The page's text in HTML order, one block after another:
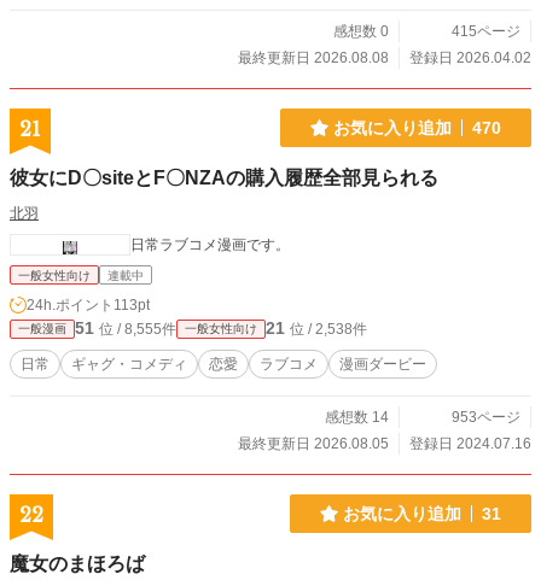
感想数 0
415ページ
最終更新日 2026.08.08
登録日 2026.04.02
21 お気に入り追加 470
彼女にD〇siteとF〇NZAの購入履歴全部見られる
北羽
日常ラブコメ漫画です。
一般女性向け 連載中
24h.ポイント 113pt
一般漫画 51 位 / 8,555件 一般女性向け 21 位 / 2,538件
日常 ギャグ・コメディ 恋愛 ラブコメ 漫画ダービー
感想数 14
953ページ
最終更新日 2026.08.05
登録日 2024.07.16
22 お気に入り追加 31
魔女のまほろば